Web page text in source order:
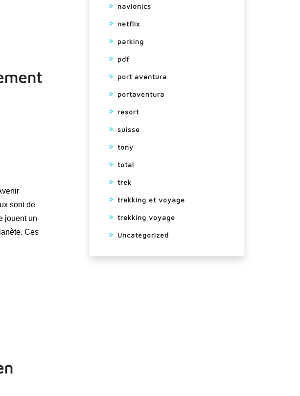
sont de
jouent un
Ces
navionics
netflix
parking
pdf
port aventura
portaventura
resort
suisse
tony
total
trek
trekking et voyage
trekking voyage
Uncategorized